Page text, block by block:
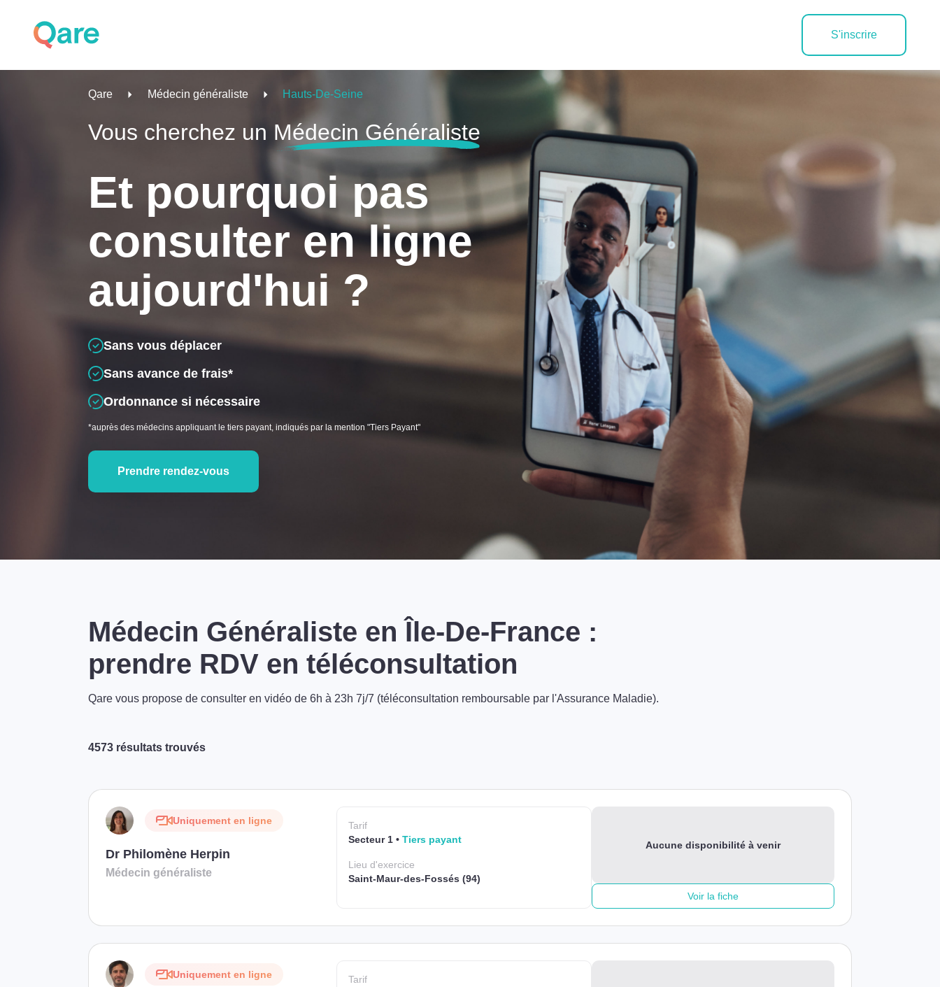
S'inscrire
Qare Médecin généraliste Hauts-De-Seine
Vous cherchez un Médecin Généraliste
Et pourquoi pas
consulter en ligne
aujourd'hui ?
Sans vous déplacer
Sans avance de frais*
Ordonnance si nécessaire
*auprès des médecins appliquant le tiers payant, indiqués par la mention "Tiers Payant"
Prendre rendez-vous
Médecin Généraliste en Île-De-France :
prendre RDV en téléconsultation
Qare vous propose de consulter en vidéo de 6h à 23h 7j/7 (téléconsultation remboursable par l'Assurance Maladie).
4573 résultats trouvés
Uniquement en ligne
Dr Philomène Herpin
Médecin généraliste
Tarif
Secteur 1
Tiers payant
Lieud'exercice
Saint-Maur-des-Fossés (94)
Aucune disponibilité à venir
Voir la fiche
Uniquement en ligne
Tarif